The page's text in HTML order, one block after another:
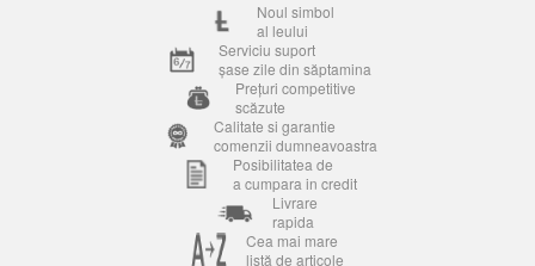
Noul simbol
al leului
Serviciu suport
șase zile din săptamina
Prețuri competitive
scăzute
Calitate si garantie
comenzii dumneavoastra
Posibilitatea de
a cumpara in credit
Livrare
rapida
Cea mai mare
listă de articole